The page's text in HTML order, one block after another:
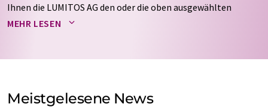
Ihnen die LUMITOS AG den oder die oben ausgewählten
Newsletter per E-Mail zusendet. Ihre Daten werden
auf Basis unsererDatenschutzerklärung. LUMITOS darf
Meinungsforschung per E-Mail kontaktieren. Ihre
Einwilligung können Sie jederzeit ohne Angabe von
MEHR LESEN
Meistgelesene News